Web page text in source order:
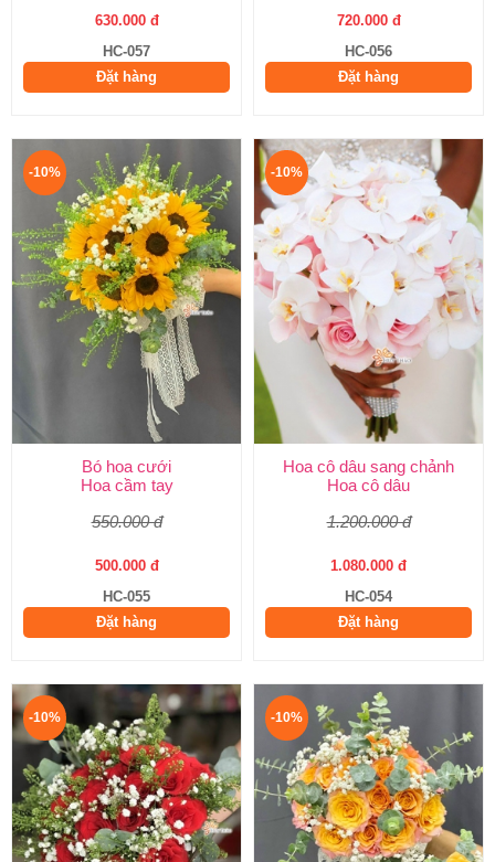
630.000 đ
HC-057
Đặt hàng
720.000 đ
HC-056
Đặt hàng
-10%
Bó hoa cưới
Hoa cầm tay
550.000 đ
500.000 đ
HC-055
Đặt hàng
-10%
Hoa cô dâu sang chảnh
Hoa cô dâu
1.200.000 đ
1.080.000 đ
HC-054
Đặt hàng
-10% -10%